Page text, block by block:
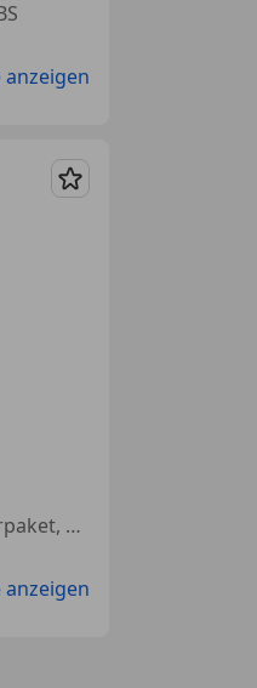
anzeigen
Merken
Spurhalteassistent, Elektrische Seitenspiegel, Sitzheizung, Sprachsteuerung, Klimaautomatik, Winterpaket, Radio, Lederlenkrad
anzeigen